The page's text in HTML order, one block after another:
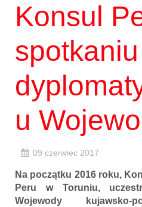
Konsul
spotkaniu
u
09 czerwiec 2017
Na początku 2016 roku,
Peru w Toruniu,
Wojewody kujawsko-